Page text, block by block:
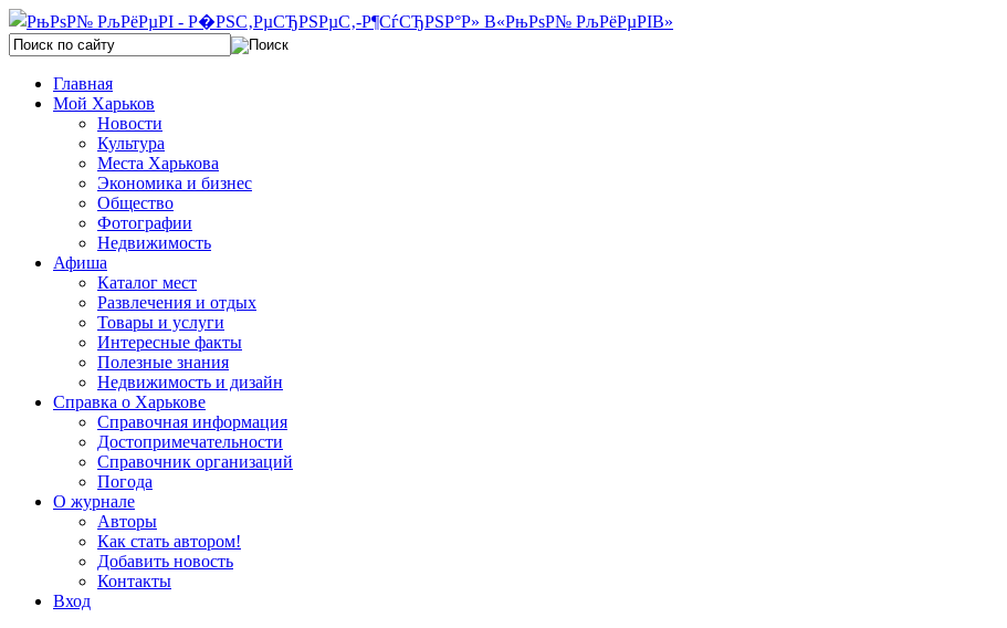
Главная
Мой Харьков
Новости
Культура
Места Харькова
Экономика и бизнес
Общество
Фотографии
Недвижимость
Афиша
Каталог мест
Развлечения и отдых
Товары и услуги
Интересные факты
Полезные знания
Недвижимость и дизайн
Справка о Харькове
Справочная информация
Достопримечательности
Справочник организаций
Погода
О журнале
Авторы
Как стать автором!
Добавить новость
Контакты
Вход